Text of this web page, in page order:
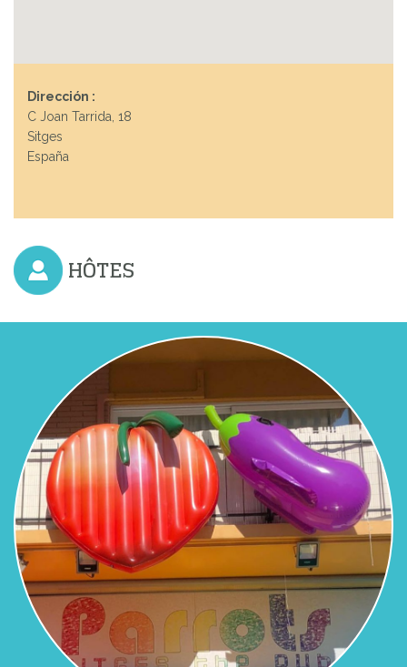
Dirección :
C Joan Tarrida, 18
Sitges
España
HÔTES